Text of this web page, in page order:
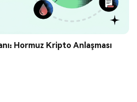
Hormuz Kripto Anlaşması